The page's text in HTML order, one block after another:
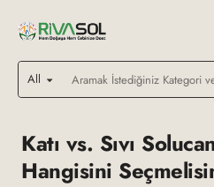
All
Aramak
İstediğiniz
veya
Ürünü
Yazın...
Katı vs. Sıvı
Hangisini